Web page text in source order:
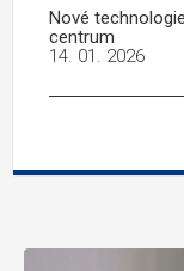
Nové
centrum
14. 01. 2026